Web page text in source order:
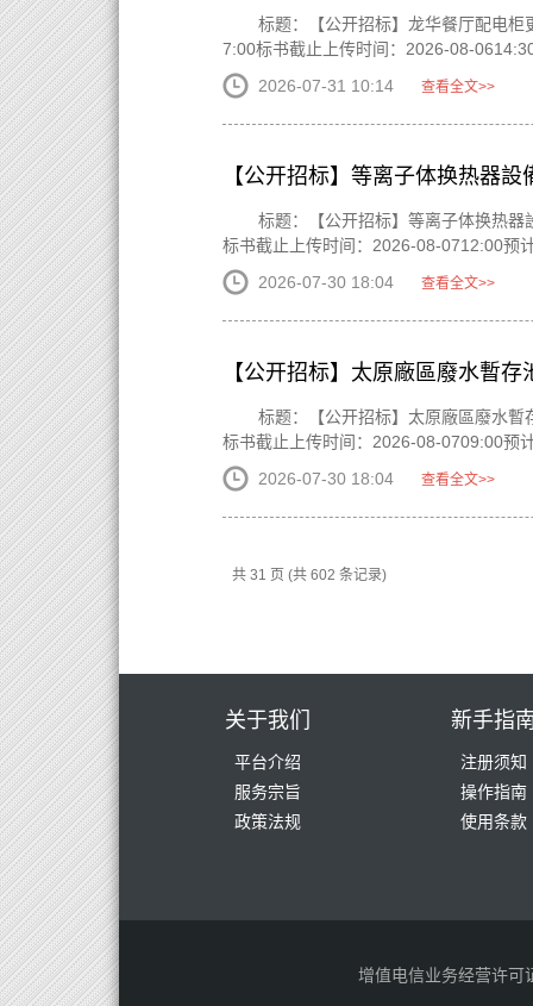
标题：【公开招标】龙华餐厅配电
7:00标书截止上传时间：2026-08-
2026-07-31 10:14
查看全文>>
【公开招标】等离子体换热器設
标题：【公开招标】等离子体换热
标书截止上传时间：2026-08-0712:00预
2026-07-30 18:04
查看全文>>
【公开招标】太原廠區廢水暫存
标题：【公开招标】太原廠區廢水
标书截止上传时间：2026-08-0709:00预
2026-07-30 18:04
查看全文>>
共 31 页 (共 602 条记录)
关于我们
平台介绍
服务宗旨
政策法规
新手指
注册须知
操作指南
使用条款
增值电信业务经营许